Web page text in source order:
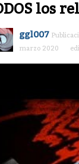
los
ggl007
marzo 2020